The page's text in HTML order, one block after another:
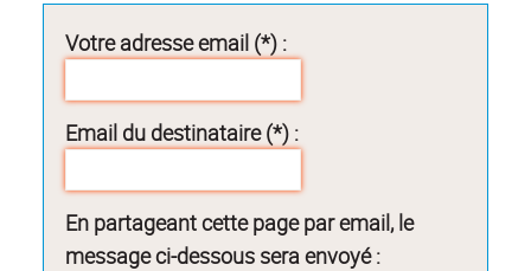
Votre adresse email (*) :
Email du destinataire (*) :
En partageant cette page par email, le
message ci-dessous sera envoyé :